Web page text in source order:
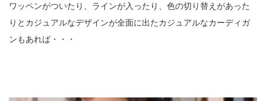
ワッペンがついたり、ラインが入ったり、色の切り替えがあった
りとカジュアルなデザインが全面に出たカジュアルなカーディガ
ンもあれば・・・